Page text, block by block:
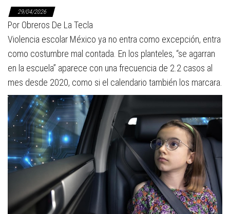
29/04/2026
Por Obreros De La Tecla
Violencia escolar México ya no entra como excepción, entra
como costumbre mal contada. En los planteles, “se agarran
en la escuela” aparece con una frecuencia de 2.2 casos al
mes desde 2020, como si el calendario también los marcara.